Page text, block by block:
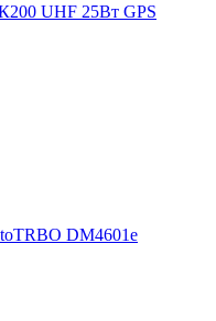
UHF 25Вт GPS
DM4601e